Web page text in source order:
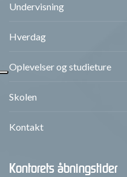
Undervisning
Hverdag
Oplevelser og studieture
Skolen
Kontakt
Kontorets åbningstider